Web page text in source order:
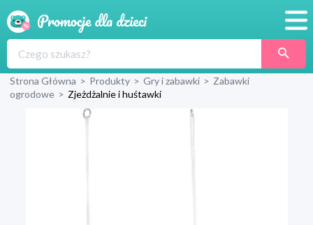
Produkty
Strona Główna > Produkty > Gry i zabawki > Zabawki
ogrodowe > Zjeżdżalnie i huśtawki